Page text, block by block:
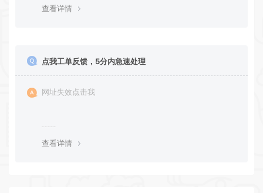
查看详情
点我工单反馈，5分内急速处理
网址失效点击我
查看详情